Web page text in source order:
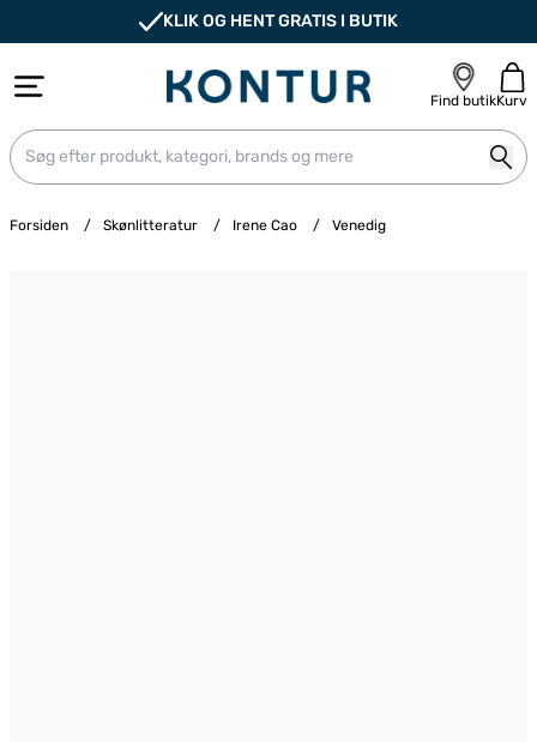
KLIK OG HENT GRATIS I BUTIK
Find butikKurv
Forsiden / Skønlitteratur / Irene Cao / Venedig